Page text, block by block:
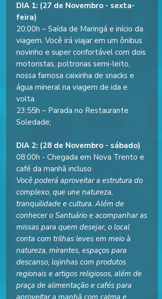
DIA 1: (27 de Novembro - sexta-
feira)
20:00h – Saída de Maringá e início da
viagem. Você irá viajar em um ônibus
novinho e super confortável com dois
motoristas, poltronas semi-leito,
nossa famosa caixinha de snacks e
água mineral na viagem de ida e
volta.
23:55h – Parada no Restaurante
Soledade;
DIA 2: (28 de Novembro - sábado)
08:00h - Chegada em Nova Trento e
café da manhã incluso
Você poderá aproveitar a estrutura do
complexo, que une natureza,
tranquilidade e cultura. Além de
conhecer o Santuário e acompanhar as
missas para quem desejar, o local
conta com trilhas leves em meio à
natureza, mirantes, espaços para
descanso, lojinhas com produtos
regionais e artigos religiosos, além de
praça de alimentação e cafés para
aproveitar a manhã com calma e